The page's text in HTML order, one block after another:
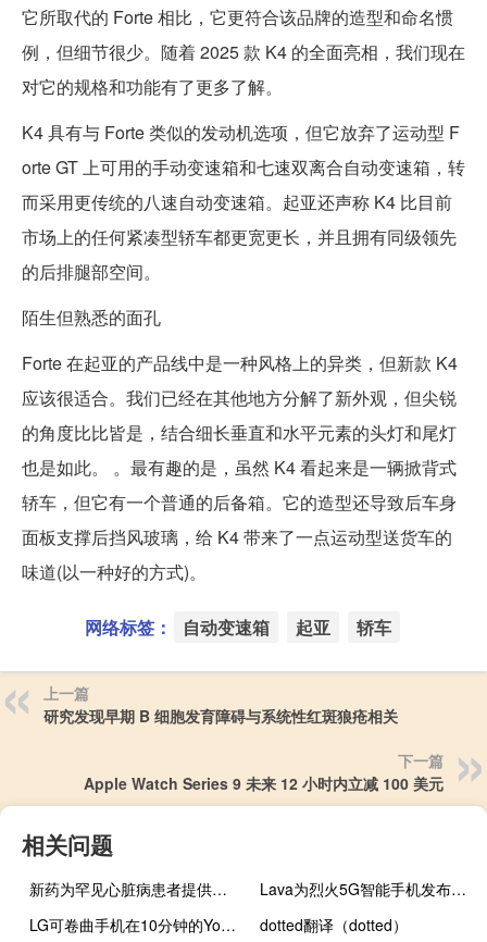
它所取代的 Forte 相比，它更符合该品牌的造型和命名惯
例，但细节很少。随着 2025 款 K4 的全面亮相，我们现在
对它的规格和功能有了更多了解。
K4 具有与 Forte 类似的发动机选项，但它放弃了运动型 F
orte GT 上可用的手动变速箱和七速双离合自动变速箱，转
而采用更传统的八速自动变速箱。起亚还声称 K4 比目前
市场上的任何紧凑型轿车都更宽更长，并且拥有同级领先
的后排腿部空间。
陌生但熟悉的面孔
Forte 在起亚的产品线中是一种风格上的异类，但新款 K4
应该很适合。我们已经在其他地方分解了新外观，但尖锐
的角度比比皆是，结合细长垂直和水平元素的头灯和尾灯
也是如此。 。最有趣的是，虽然 K4 看起来是一辆掀背式
轿车，但它有一个普通的后备箱。它的造型还导致后车身
面板支撑后挡风玻璃，给 K4 带来了一点运动型送货车的
味道(以一种好的方式)。
网络标签： 自动变速箱 起亚 轿车
上一篇
研究发现早期 B 细胞发育障碍与系统性红斑狼疮相关
下一篇
Apple Watch Series 9 未来 12 小时内立减 100 美元
相关问题
新药为罕见心脏病患者提供生命线
Lava为烈火5G智能手机发布5G就绪OTA更新
LG可卷曲手机在10分钟的YouTube视频中获得评论
dotted翻译（dotted）